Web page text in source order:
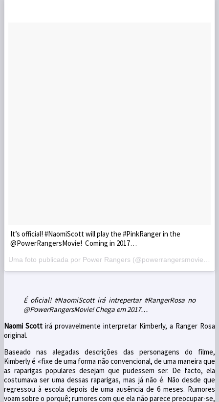
It’s official! #NaomiScott will play the #PinkRanger in the
@PowerRangersMovie! Coming in 2017…
É oficial! #NaomiScott irá intrepertar #RangerRosa no
@PowerRangersMovie! Chega em 2017…
Naomi Scott irá provavelmente interpretar Kimberly, a Ranger Rosa
original.
Baseado nas alegadas descrições das personagens do filme,
Kimberly é «fixe de uma forma não convencional, de uma maneira que
as raparigas populares desejam que pudessem ser. De facto, ela
costumava ser uma dessas raparigas, mas já não é. Não desde que
regressou à escola depois de uma ausência de 6 meses. Rumores
voam sobre o porquê; rumores com que ela não parece preocupar-se,